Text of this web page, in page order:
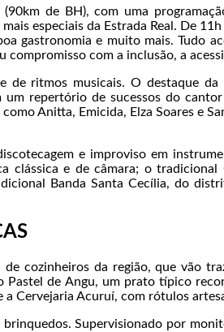
de BH), com uma
especiais da Estrada Real. De
gastronomia e muito mais. Tudo
com a inclusão, a
ritmos musicais. O destaque da
repertório de sucessos do
Anitta, Emicida, Elza Soares e
e improviso em
e de câmara; o
Banda Santa Cecília, do
cozinheiros da região, que vão
Pastel de Angu, um prato típico
Cervejaria Acuruí, com rótulos
Supervisionado por